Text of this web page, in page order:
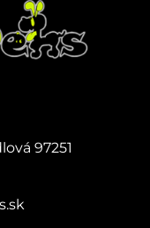
97251